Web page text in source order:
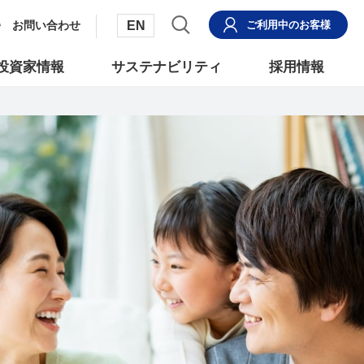
お問い合わせ EN ご利用中のお客様
資家情報 サステナビリティ 採用情報